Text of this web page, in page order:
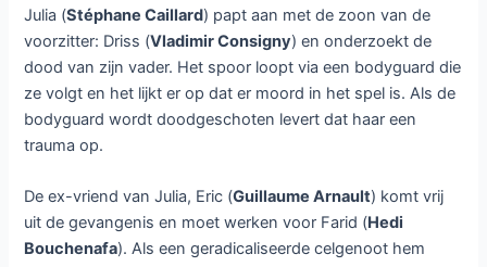
Julia (Stéphane Caillard) papt aan met de zoon van de
voorzitter: Driss (Vladimir Consigny) en onderzoekt de
dood van zijn vader. Het spoor loopt via een bodyguard die
ze volgt en het lijkt er op dat er moord in het spel is. Als de
bodyguard wordt doodgeschoten levert dat haar een
trauma op.
De ex-vriend van Julia, Eric (Guillaume Arnault) komt vrij
uit de gevangenis en moet werken voor Farid (Hedi
Bouchenafa). Als een geradicaliseerde celgenoot hem